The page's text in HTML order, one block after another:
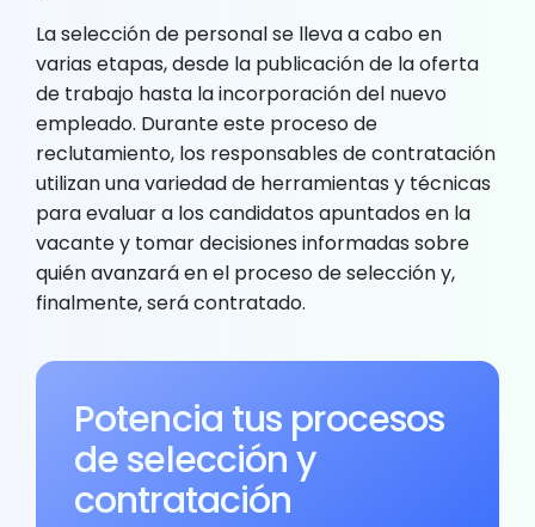
La selección de personal se lleva a cabo en
varias etapas, desde la publicación de la oferta
de trabajo hasta la incorporación del nuevo
empleado. Durante este proceso de
reclutamiento, los responsables de contratación
utilizan una variedad de herramientas y técnicas
para evaluar a los candidatos apuntados en la
vacante y tomar decisiones informadas sobre
quién avanzará en el proceso de selección y,
finalmente, será contratado.
Potencia tus procesos
de selección y
contratación